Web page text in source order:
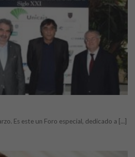
Es este un Foro especial, dedicado a [...]